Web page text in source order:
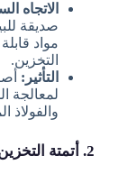
الاتجاه
صديقة
مواد
التخزين.
التأثير:
لمعالجة
والفولاذ
2. أتمتة التخزين